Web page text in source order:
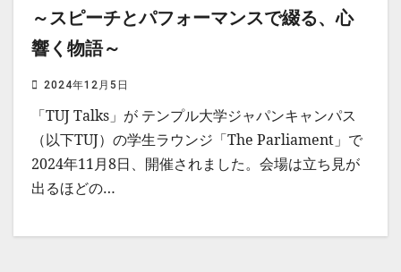
～スピーチとパフォーマンスで綴る、心
響く物語～
2024年12月5日
「TUJ Talks」が テンプル大学ジャパンキャンパス
（以下TUJ）の学生ラウンジ「The Parliament」で
2024年11月8日、開催されました。会場は立ち見が
出るほどの…